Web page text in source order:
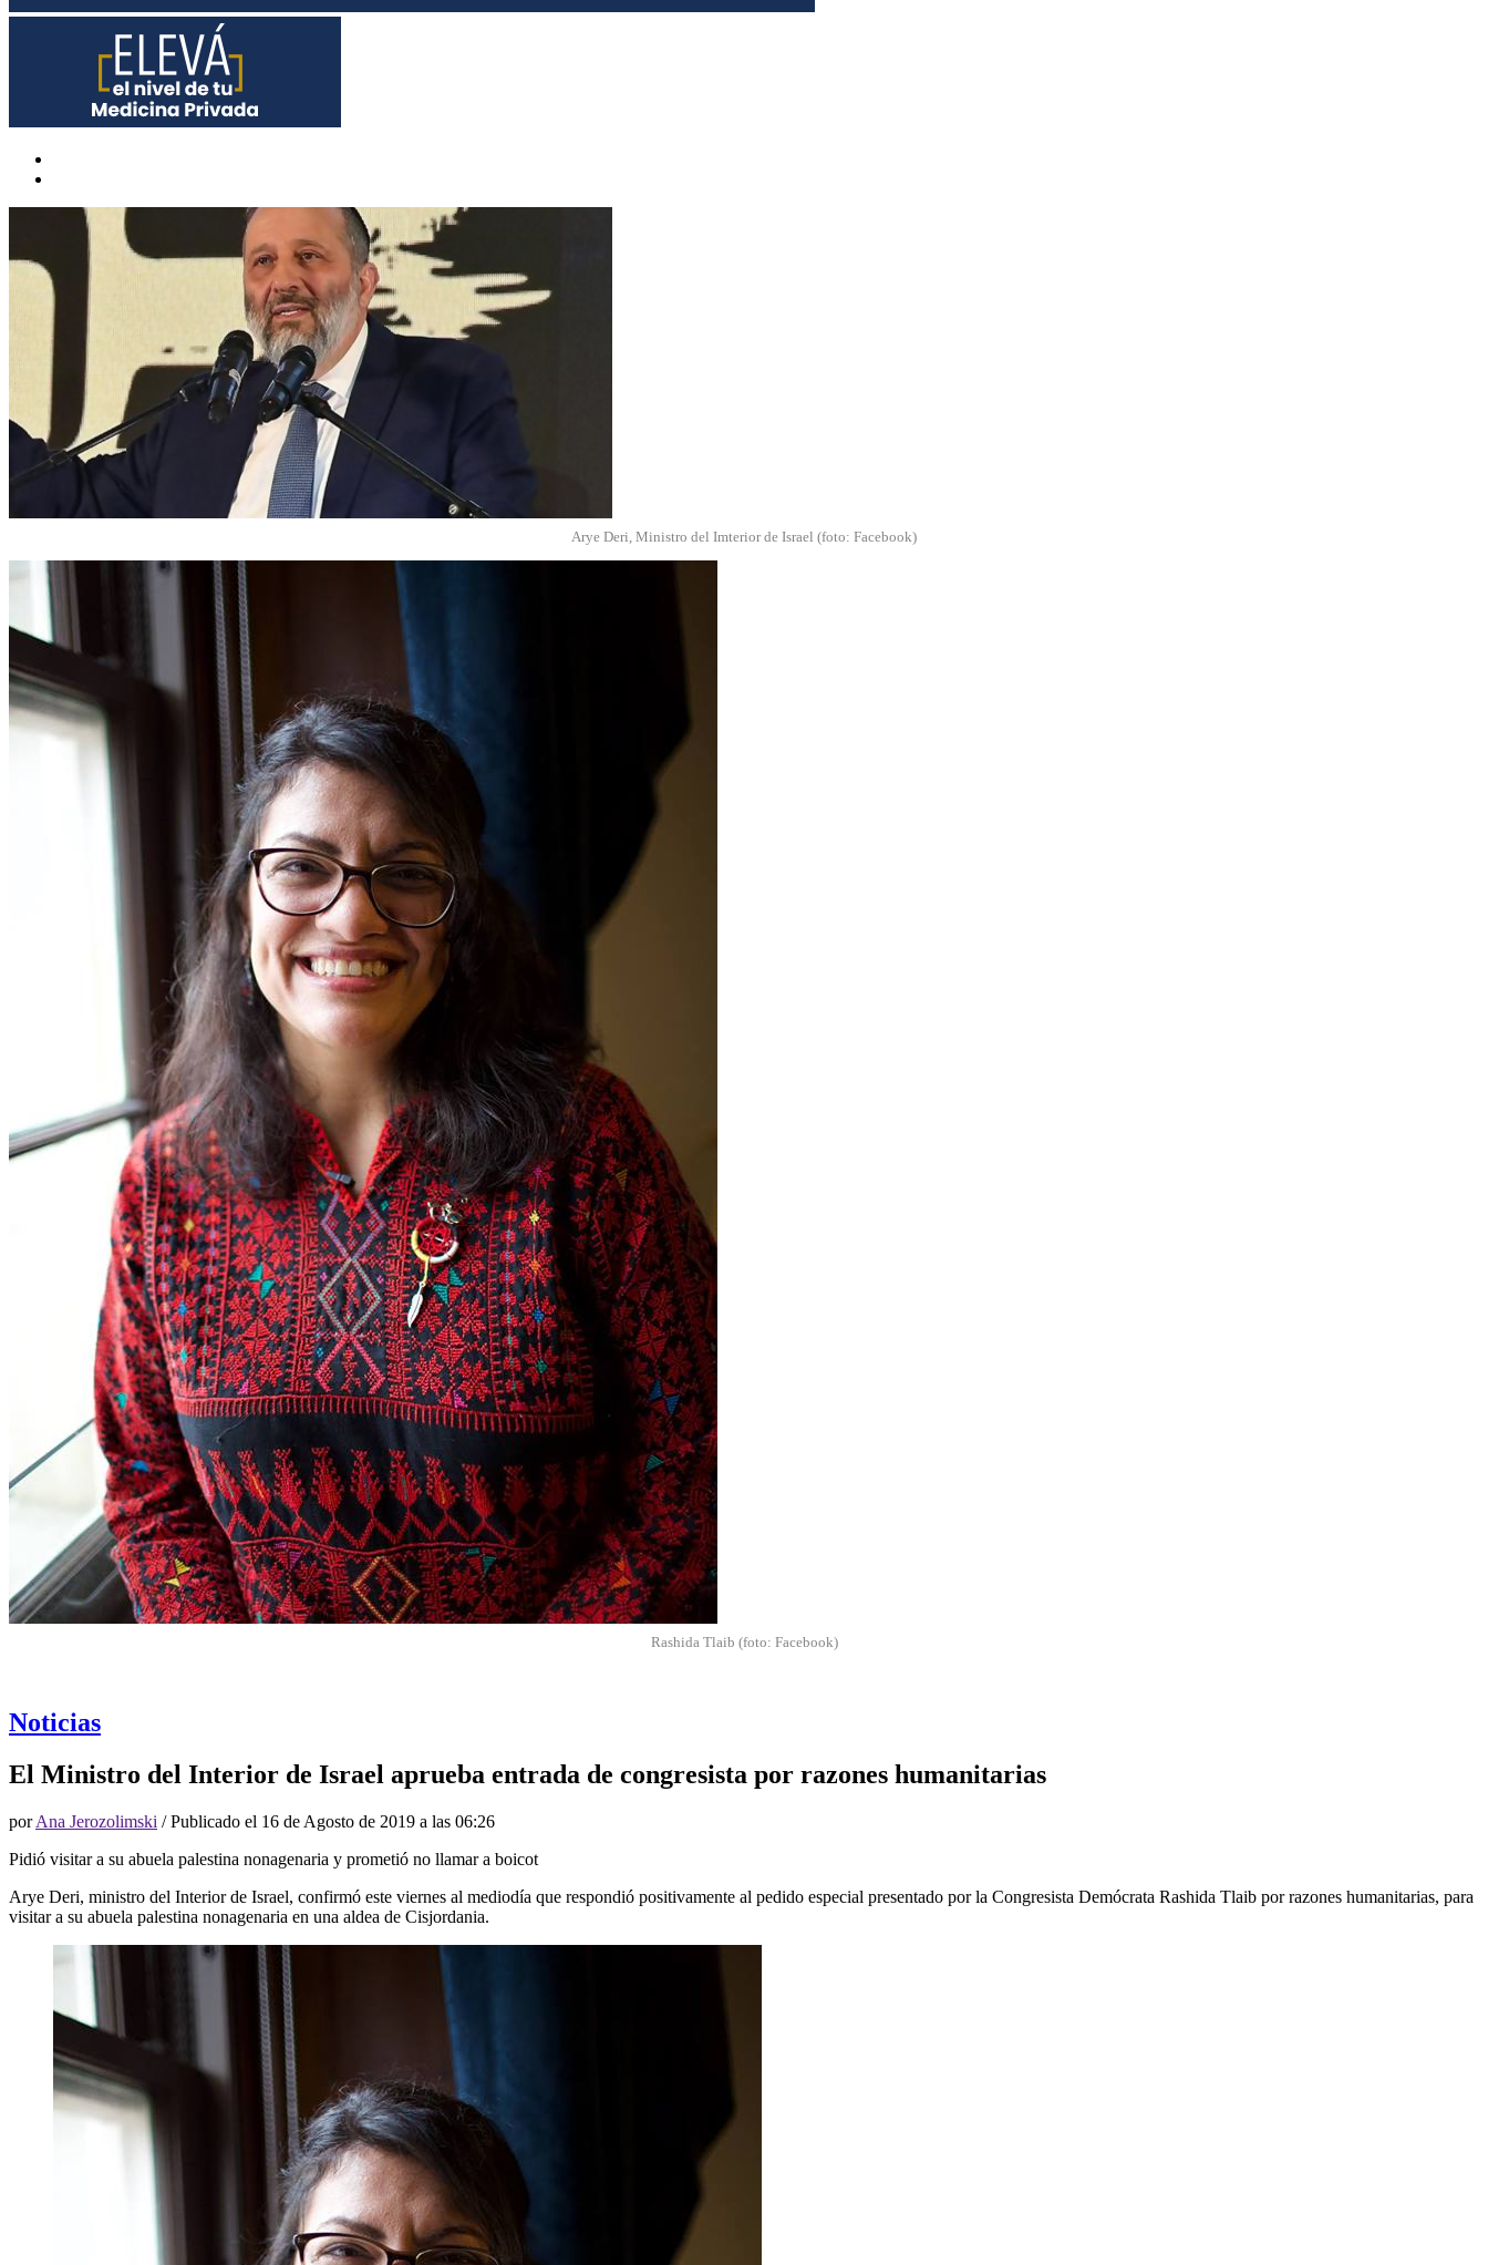
Arye Deri, Ministro del Imterior de Israel (foto: Facebook)
Rashida Tlaib (foto: Facebook)
Noticias
El Ministro del Interior de Israel aprueba entrada de congresista por razones humanitarias
porAna Jerozolimski / Publicado el 16 de Agosto de 2019 a las 06:26
Pidió visitar a su abuela palestina nonagenaria y prometió no llamar a boicot
Arye Deri, ministro del Interior de Israel, confirmó este viernes al mediodía que respondió positivamente al pedido especial presentado por la Congresista Demócrata Rashida Tlaib por razones humanitarias, para
visitar a su abuela palestina nonagenaria en una aldea de Cisjordania.